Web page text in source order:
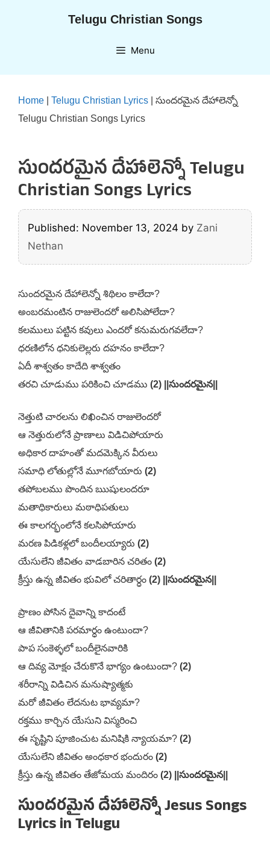
Telugu Christian Songs
Menu
Home Telugu Christian Lyrics
సుందరమైన దేహాలెన్నో
Telugu Christian Songs Lyrics
సుందరమైన దేహాలెన్నో Telugu
Christian Songs Lyrics
Published: November 13, 2024 by Zani
Nethan
సుందరమైన దేహాలెన్నో శిథిలం కాలేదా?
అంబరమంటిన రాజులెందరో అలిసిపోలేదా?
కలములు పట్టిన కవులు ఎందరో కనుమరుగవలేదా?
ధరణిలోన ధనికులెల్లరు దహనం కాలేదా?
ఏదీ శాశ్వతం కాదేది శాశ్వతం
తరచి చూడుము పరికించి చూడము (2) ||సుందరమైన||
నెత్తుటి చారలను లిఖించిన రాజులెందరో
ఆ నెత్తురులోనే ప్రాణాలు విడిచిపోయారు
అధికార దాహంతో మదమెక్కిన వీరులు
సమాధి లోతుల్లోనే మూగబోయారు (2)
తపోబలము పొందిన ఋషులందరూ
మతాధికారులు మఠాధిపతులు
ఈ కాలగర్భంలోనే కలసిపోయారు
మరణ పిడికళ్లలో బందీలయ్యారు (2)
యేసులేని జీవితం వాడబారిన చరితం (2)
క్రీస్తు ఉన్న జీవితం భువిలో చరితార్ధం (2) ||సుందరమైన||
ప్రాణం పోసిన దైవాన్ని కాదంటే
ఆ జీవితానికి పరమార్ధం ఉంటుందా?
పాప సంకెళ్ళలో బందీలైనవారికి
ఆ దివ్య మోక్షం చేరుకొనే భాగ్యం ఉంటుందా? (2)
శరీరాన్ని విడిచిన మనుష్యాత్మకు
మరో జీవితం లేదనుట భావ్యమా?
రక్తము కార్చిన యేసుని విస్మరించి
ఈ సృష్టిని పూజించుట మనిషికి న్యాయమా? (2)
యేసులేని జీవితం అంధకార భందురం (2)
క్రీస్తు ఉన్న జీవితం తేజోమయ మందిరం (2) ||సుందరమైన||
సుందరమైన దేహాలెన్నో Jesus Songs
Lyrics in Telugu